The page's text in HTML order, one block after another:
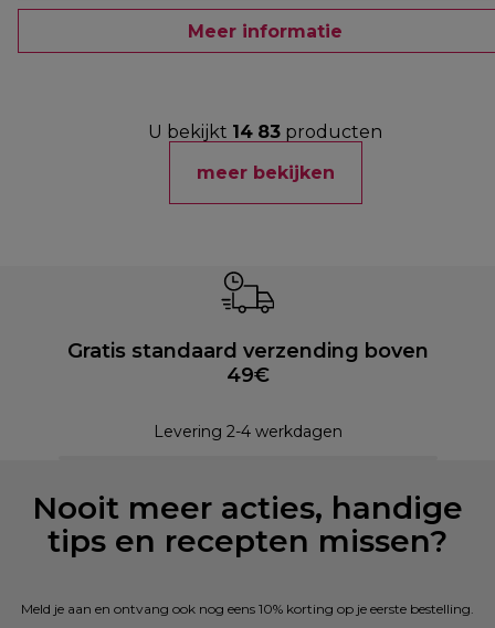
Meer informatie
U bekijkt 14 83 producten
meer bekijken
Gratis standaard verzending boven
49€
Levering 2-4 werkdagen
Nooit meer acties, handige
tips en recepten missen?
Meld je aan en ontvang ook nog eens 10% korting op je eerste bestelling.